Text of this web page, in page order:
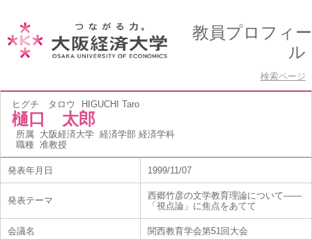
教員プロフィー
ル
検索ページ
ヒグチ タロウ HIGUCHI Taro
樋口 太郎
所属 大阪経済大学 経済学部 経済学科
職種 准教授
発表年月日 1999/11/07
発表テーマ
西郷竹彦の文学教育理論について――
「視点論」に焦点をあてて
会議名 関西教育学会第51回大会